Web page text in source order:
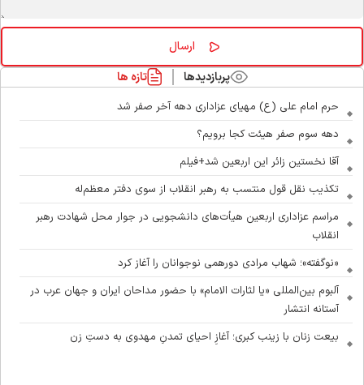
پربازدیدها تازه ها
حرم امام علی (ع) مهیای عزاداری دهه آخر صفر شد
دهه سوم صفر هیئت کجا برویم؟
آقا نخستین زائر این اربعین شد+فیلم
تکذیب نقل قول منتسب به رهبر انقلاب از سوی دفتر معظم‌له
مراسم عزاداری اربعین هیأت‌های دانشجویی در جوار محل شهادت رهبر
انقلاب
«نوگفته»؛ شهاب مرادی دورهمی نوجوانان را آغاز کرد
آلبوم بین‌المللی «یا لثارات الامام» با حضور مداحان ایران و جهان عرب در
آستانه انتشار
بیعت زنان با زینب کبری؛ آغازِ احیای تمدنِ مهدوی به دستِ زن